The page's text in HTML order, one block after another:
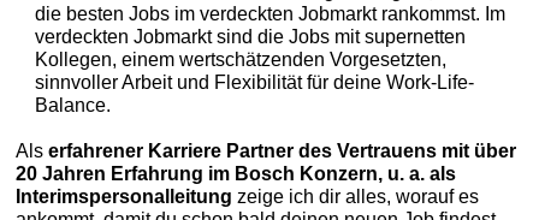
die besten Jobs im verdeckten Jobmarkt rankommst. Im
verdeckten Jobmarkt sind die Jobs mit supernetten
Kollegen, einem wertschätzenden Vorgesetzten,
sinnvoller Arbeit und Flexibilität für deine Work-Life-
Balance.
Als erfahrener Karriere Partner des Vertrauens mit über
20 Jahren Erfahrung im Bosch Konzern, u. a. als
Interimspersonalleitung zeige ich dir alles, worauf es